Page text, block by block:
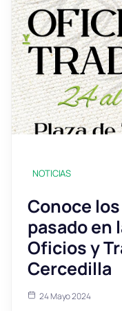
NOTICIAS
Conoce
pasado en
Oficios y
Cercedilla
24 Mayo 2024